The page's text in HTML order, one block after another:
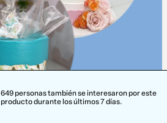
649 personas también se interesaron por este
producto durante los últimos 7 días.